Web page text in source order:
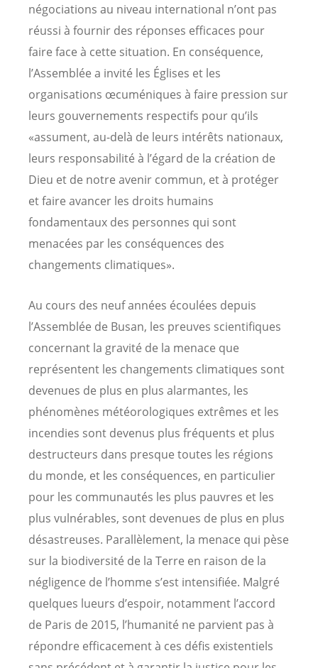
négociations au niveau international n’ont pas
réussi à fournir des réponses efficaces pour
faire face à cette situation. En conséquence,
l’Assemblée a invité les Églises et les
organisations œcuméniques à faire pression sur
leurs gouvernements respectifs pour qu’ils
«assument, au-delà de leurs intérêts nationaux,
leurs responsabilité à l’égard de la création de
Dieu et de notre avenir commun, et à protéger
et faire avancer les droits humains
fondamentaux des personnes qui sont
menacées par les conséquences des
changements climatiques».
Au cours des neuf années écoulées depuis
l’Assemblée de Busan, les preuves scientifiques
concernant la gravité de la menace que
représentent les changements climatiques sont
devenues de plus en plus alarmantes, les
phénomènes météorologiques extrêmes et les
incendies sont devenus plus fréquents et plus
destructeurs dans presque toutes les régions
du monde, et les conséquences, en particulier
pour les communautés les plus pauvres et les
plus vulnérables, sont devenues de plus en plus
désastreuses. Parallèlement, la menace qui pèse
sur la biodiversité de la Terre en raison de la
négligence de l’homme s’est intensifiée. Malgré
quelques lueurs d’espoir, notamment l’accord
de Paris de 2015, l’humanité ne parvient pas à
répondre efficacement à ces défis existentiels